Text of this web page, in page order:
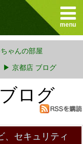
menu
ゃんの部屋
▶ 京都店 ブログ
ログ
セキュリティ